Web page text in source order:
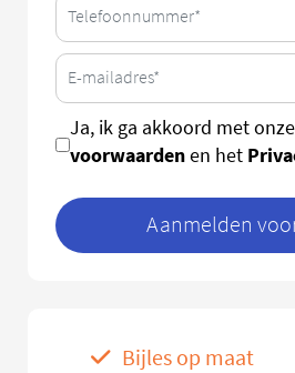
Ja, ik ga akkoord met onze
voorwaardenen het
Aanmelden
Bijles op maat